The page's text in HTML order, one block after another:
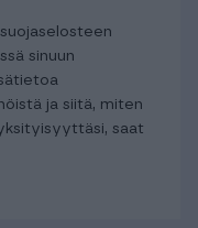
sinuun
ja siitä, miten
saat